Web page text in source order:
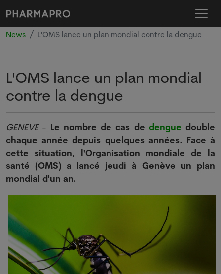
News L'OMS lance un plan mondial contre la dengue
L'OMS lance un plan mondial
contre la dengue
GENEVE- Le nombre de cas de dengue double
chaque année depuis quelques années. Face à
cette situation, l'Organisation mondiale de la
santé (OMS) a lancé jeudi à Genève un plan
mondial d'un an.